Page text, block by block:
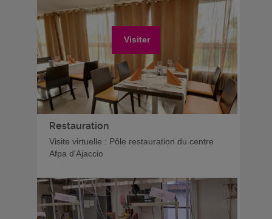
Visiter
Restauration
Visite virtuelle : Pôle restauration du centre
Afpa d'Ajaccio